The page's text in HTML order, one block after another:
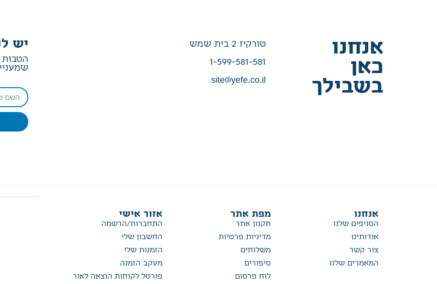
אנחנו
כאן
בשבילך
טורקיז 2 בית שמש
1-599-581-581
site@yefe.co.il
יש
הטבות
אנחנו
הסניפים שלנו
אודותינו
צור קשר
המאמרים שלנו
מפת אתר
תקנון אתר
מדיניות פרטיות
משלוחים
סיפורים
לוח פרסום
אזור אישי
התחברות/הרשמה
החשבון שלי
הזמנות שלי
מעקב הזמנה
פורטל לקוחות הוצאה לאור